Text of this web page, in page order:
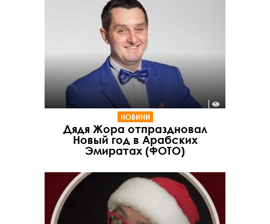
НОВИНИ
Дядя Жора отпраздновал
Новый год в Арабских
Эмиратах (ФОТО)